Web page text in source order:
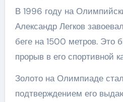
В 1996 году на
Александр Легков
беге на 1500 метров. Это
прорыв в его спортивной
Золото на Олимпиаде
подтверждением его